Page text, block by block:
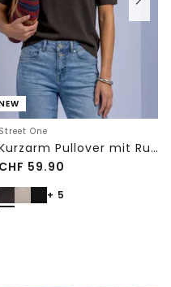
Street One
Kurzarm Pullover mit Rundhals in Unifarbe
CHF 59.90
+ 5